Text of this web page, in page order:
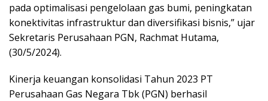
pada optimalisasi pengelolaan gas bumi, peningkatan
konektivitas infrastruktur dan diversifikasi bisnis,” ujar
Sekretaris Perusahaan PGN, Rachmat Hutama,
(30/5/2024).
Kinerja keuangan konsolidasi Tahun 2023 PT
Perusahaan Gas Negara Tbk (PGN) berhasil